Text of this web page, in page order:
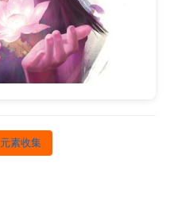
元素收集